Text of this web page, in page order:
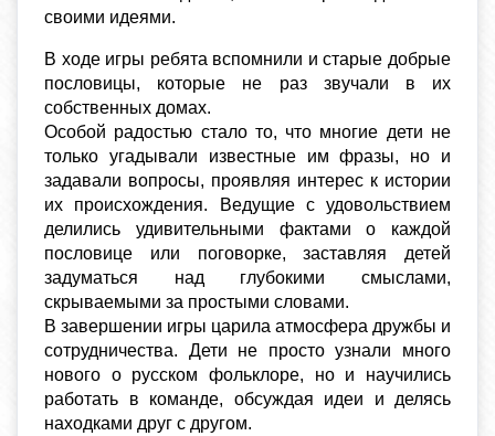
своими идеями.
В ходе игры ребята вспомнили и старые добрые
пословицы, которые не раз звучали в их
собственных домах.
Особой радостью стало то, что многие дети не
только угадывали известные им фразы, но и
задавали вопросы, проявляя интерес к истории
их происхождения. Ведущие с удовольствием
делились удивительными фактами о каждой
пословице или поговорке, заставляя детей
задуматься над глубокими смыслами,
скрываемыми за простыми словами.
В завершении игры царила атмосфера дружбы и
сотрудничества. Дети не просто узнали много
нового о русском фольклоре, но и научились
работать в команде, обсуждая идеи и делясь
находками друг с другом.